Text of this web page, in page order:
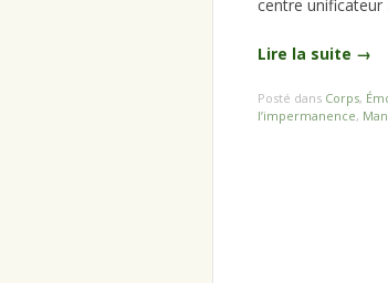
centre unificateur
Lire la suite →
Posté dans Corps,
l’impermanence,